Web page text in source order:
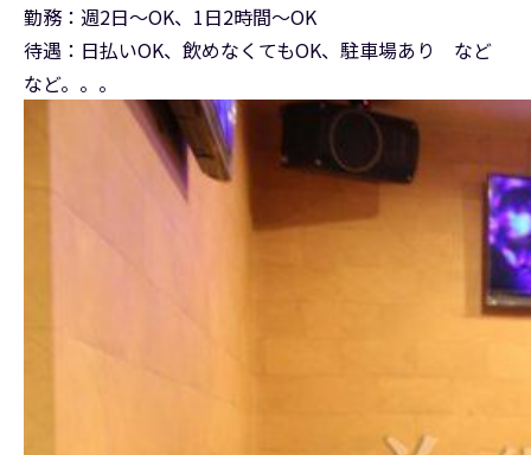
勤務：週2日～OK、1日2時間～OK
待遇：日払いOK、飲めなくてもOK、駐車場あり など
など。。。